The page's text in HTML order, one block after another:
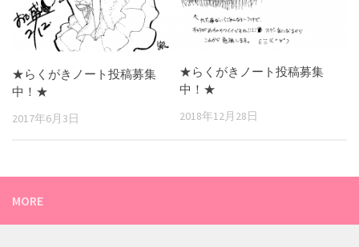
★らくがきノート投稿募集
中！★
2017年6月3日
★らくがきノート投稿募集
中！★
2018年12月28日
MORE